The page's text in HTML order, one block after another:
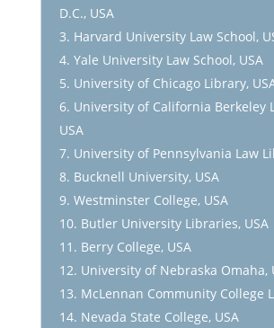
D.C., USA
Harvard University Law School,
Yale University Law School, USA
University of Chicago Library,
University of California Berkeley
USA
University of Pennsylvania Law
Bucknell University, USA
Westminster College, USA
Butler University Libraries, USA
Berry College, USA
University of Nebraska Omaha,
McLennan Community College
Nevada State College, USA